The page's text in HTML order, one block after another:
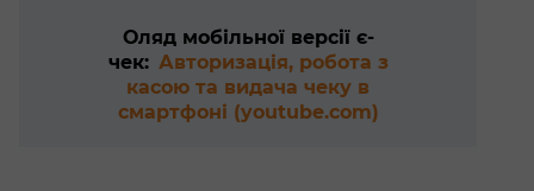
Оляд мобільної версії є-
чек: Авторизація, робота з
касою та видача чеку в
смартфоні (youtube.com)